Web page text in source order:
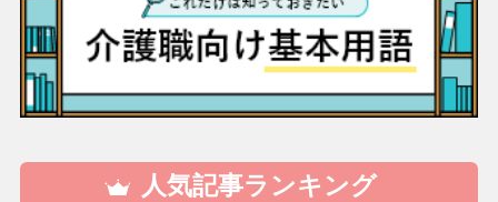
人気記事ランキング